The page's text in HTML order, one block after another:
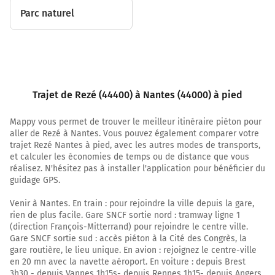
10 mètres
1,6 km
Au rond-point, prendre la 2ème sortie sur Place Victor
Mangin et continuer sur 75 mètres
des Martyrs Nantais de la Résistance et continuer sur 1
kilomètre
Pont du Général Audibert
1,9 km
3,0 km
Parc naturel
Trajet de Rezé (44400) à Nantes (44000) à pied
Mappy vous permet de trouver le meilleur itinéraire piéton pour
aller de Rezé à Nantes. Vous pouvez également comparer votre
trajet Rezé Nantes à pied, avec les autres modes de transports,
et calculer les économies de temps ou de distance que vous
réalisez. N'hésitez pas à installer l'application pour bénéficier du
guidage GPS.
Venir à Nantes. En train : pour rejoindre la ville depuis la gare,
rien de plus facile. Gare SNCF sortie nord : tramway ligne 1
(direction François-Mitterrand) pour rejoindre le centre ville.
Gare SNCF sortie sud : accès piéton à la Cité des Congrès, la
gare routière, le lieu unique. En avion : rejoignez le centre-ville
en 20 mn avec la navette aéroport. En voiture : depuis Brest